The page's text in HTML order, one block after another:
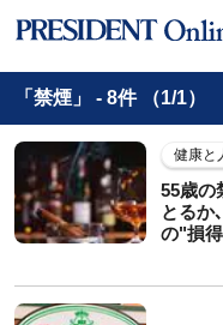
「禁煙」 - 8件 （1/1）
健康と
55歳の
とるか
の"損